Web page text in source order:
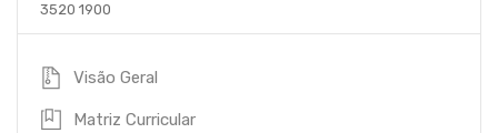
3520 1900
Visão Geral
Matriz Curricular